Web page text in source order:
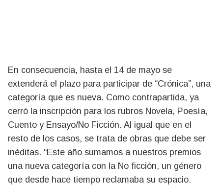
En consecuencia, hasta el 14 de mayo se
extenderá el plazo para participar de “Crónica”, una
categoría que es nueva. Como contrapartida, ya
cerró la inscripción para los rubros Novela, Poesía,
Cuento y Ensayo/No Ficción. Al igual que en el
resto de los casos, se trata de obras que debe ser
inéditas. “Este año sumamos a nuestros premios
una nueva categoría con la No ficción, un género
que desde hace tiempo reclamaba su espacio.